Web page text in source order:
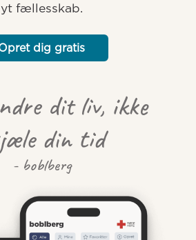
fællesskab.
dig gratis
dit liv, ikke
din tid
- boblberg